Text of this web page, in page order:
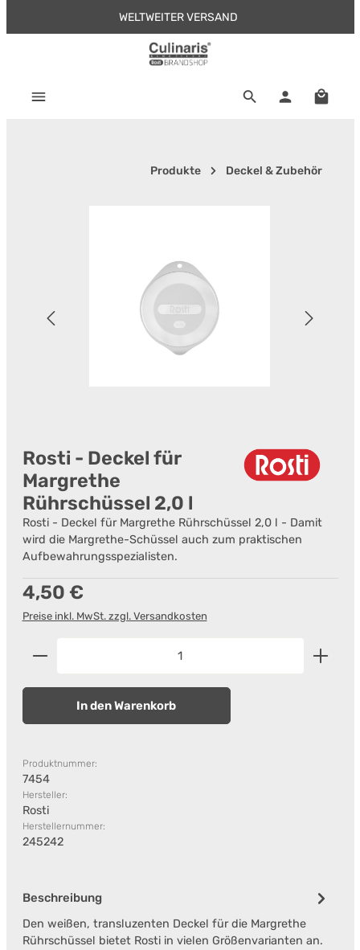
Zum Hauptinhalt springenWELTWEITER VERSAND
Produkte Deckel & Zubehör
Rosti - Deckel für
Margrethe
Rührschüssel 2,0 l
Rosti - Deckel für Margrethe Rührschüssel 2,0 l - Damit
wird die Margrethe-Schüssel auch zum praktischen
Aufbewahrungsspezialisten.
Regulärer Preis:
4,50 €
Preise inkl. MwSt. zzgl. Versandkosten
Produkt Anzahl: Gib den gewünschten Wert ein
In den Warenkorb
Produktnummer:
7454
Hersteller:
Rosti
Herstellernummer:
245242
Beschreibung
Den weißen, transluzenten Deckel für die Margrethe
Rührschüssel bietet Rosti in vielen Größenvarianten an.